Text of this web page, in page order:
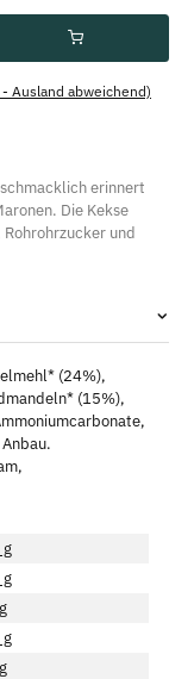
- Ausland abweichend)
erinnert
Die Kekse
und
(24%),
(15%),